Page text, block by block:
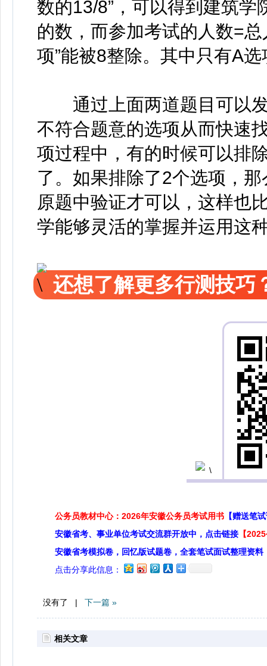
数的13/8”，可以得到建筑
的数，而参加考试的人数=
项”能被8整除。其中只有A
通过上面两道题目可以发
不符合题意的选项从而快速
项过程中，有的时候可以排
了。如果排除了2个选项，
原题中验证才可以，这样也
学能够灵活的掌握并运用这
还想了解更多行测技巧
公务员教材中心：2026年安徽公务员考试用书 【赠送笔
安徽省考、事业单位考试交流群开放中，点击链接 【
安徽省考模拟卷，回忆版试题卷，全套笔试面试整理资料
点击分享此信息：
没有了 | 下一篇 »
相关文章